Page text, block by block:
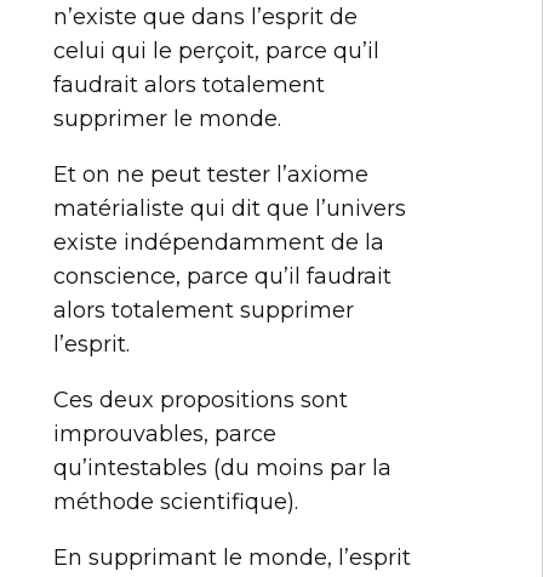
n’existe que dans l’esprit de
celui qui le perçoit, parce qu’il
faudrait alors totalement
supprimer le monde.
Et on ne peut tester l’axiome
matérialiste qui dit que l’univers
existe indépendamment de la
conscience, parce qu’il faudrait
alors totalement supprimer
l’esprit.
Ces deux propositions sont
improuvables, parce
qu’intestables (du moins par la
méthode scientifique).
En supprimant le monde, l’esprit